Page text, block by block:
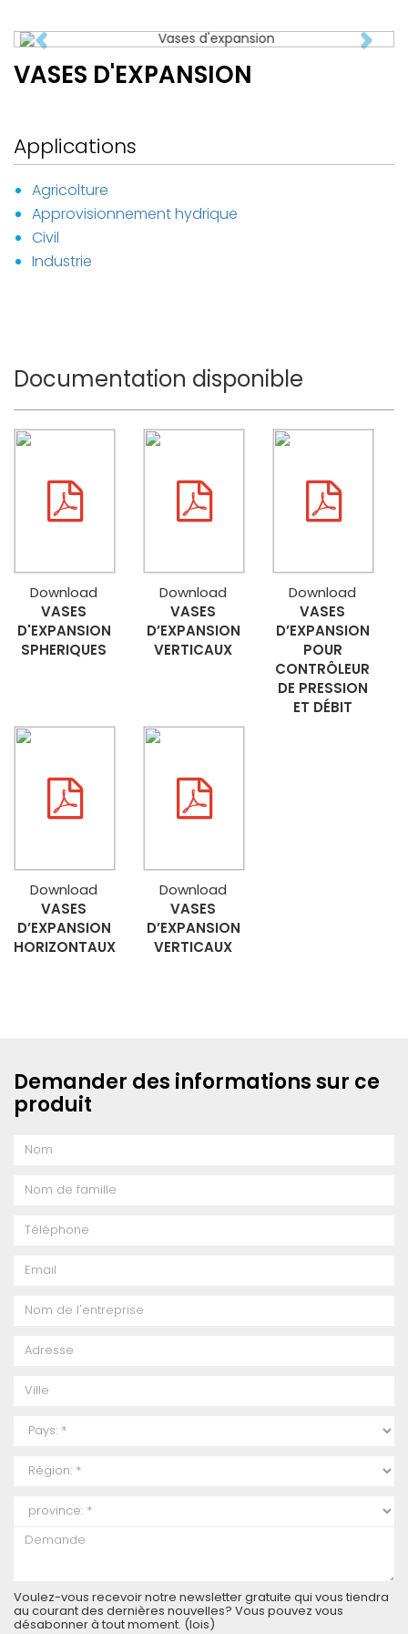
Previous Next
VASES D'EXPANSION
Applications
Agricolture
Approvisionnement hydrique
Civil
Industrie
Documentation disponible
Download
VASES
D'EXPANSION
SPHERIQUES
Download
VASES
D’EXPANSION
VERTICAUX
Download
VASES
D’EXPANSION
POUR
CONTRÔLEUR
DE PRESSION
ET DÉBIT
Download
VASES
D’EXPANSION
HORIZONTAUX
Download
VASES
D’EXPANSION
VERTICAUX
Demander des informations sur ce
produit
Voulez-vous recevoir notre newsletter gratuite qui vous tiendra
au courant des dernières nouvelles? Vous pouvez vous
désabonner à tout moment. (lois)